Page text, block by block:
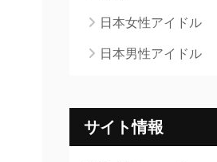
日本女性アイドル
日本男性アイドル
サイト情報